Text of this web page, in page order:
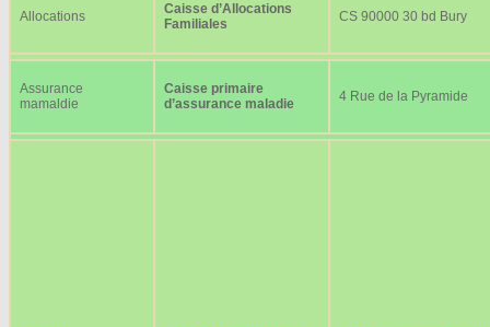
Allocations
Caisse d’Allocations
Familiales
CS 90000 30 bd Bury
Assurance
mamaldie
Caisse primaire
d’assurance maladie
4 Rue de la Pyramide